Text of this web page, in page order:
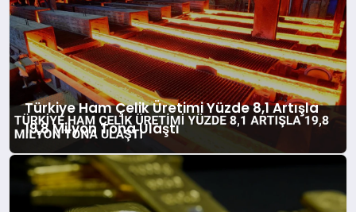
Türkiye Ham Çelik Üretimi Yüzde 8,1 Artışla
19,8 Milyon Tona Ulaştı